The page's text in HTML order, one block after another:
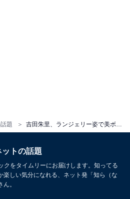
題
ットの話題
クをタイムリーにお届けします。知ってる
楽しい気分になれる、ネット発「知ら（な
。